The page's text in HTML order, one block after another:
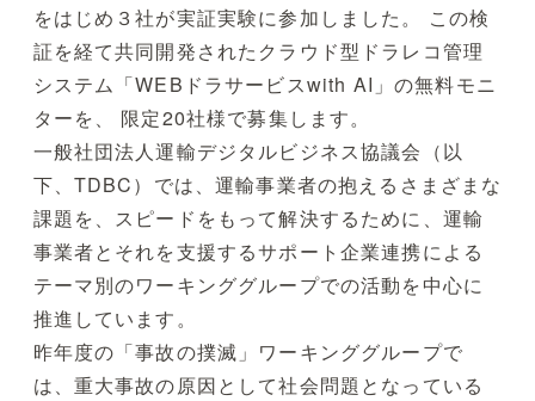
をはじめ３社が実証実験に参加しました。 この検
証を経て共同開発されたクラウド型ドラレコ管理
システム「WEBドラサービスwith AI」の無料モニ
ターを、 限定20社様で募集します。
一般社団法人運輸デジタルビジネス協議会（以
下、TDBC）では、運輸事業者の抱えるさまざまな
課題を、スピードをもって解決するために、運輸
事業者とそれを支援するサポート企業連携による
テーマ別のワーキンググループでの活動を中心に
推進しています。
昨年度の「事故の撲滅」ワーキンググループで
は、重大事故の原因として社会問題となっている